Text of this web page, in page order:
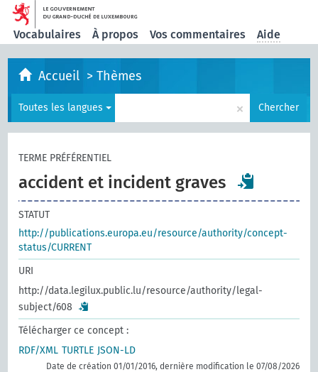
Vocabulaires À propos Vos commentaires Aide
Accueil >Thèmes
Toutes les langues × Chercher
TERME PRÉFÉRENTIEL
accident et incident graves
STATUT
http://publications.europa.eu/resource/authority/concept-
status/CURRENT
URI
http://data.legilux.public.lu/resource/authority/legal-
subject/608
Télécharger ce concept :
RDF/XML TURTLE JSON-LD
Date de création 01/01/2016, dernière modification le 07/08/2026